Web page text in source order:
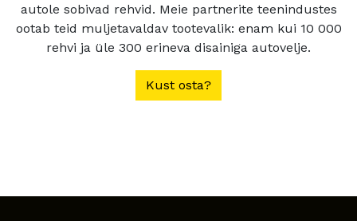
autole sobivad rehvid. Meie partnerite teenindustes
ootab teid muljetavaldav tootevalik: enam kui 10 000
rehvi ja üle 300 erineva disainiga autovelje.
Kust osta?